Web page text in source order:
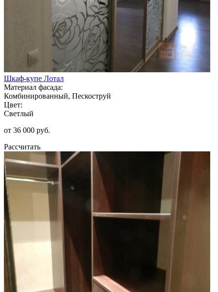
Шкаф-купе Лотал
Материал фасада:
Комбинированный, Пескоструй
Цвет:
Светлый
от 36 000 руб.
Рассчитать